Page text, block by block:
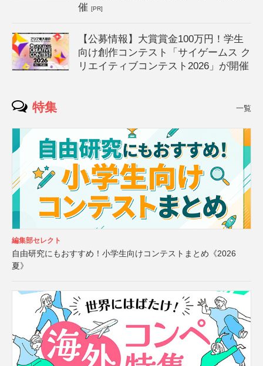
催[PR]
【公募情報】大賞賞金100万円！学生
向け創作コンテスト「サイゲームス ク
リエイティブコンテスト2026」が開催
特集 一覧
編集部セレクト
自由研究にもおすすめ！小学生向けコンテストまとめ《2026
夏》